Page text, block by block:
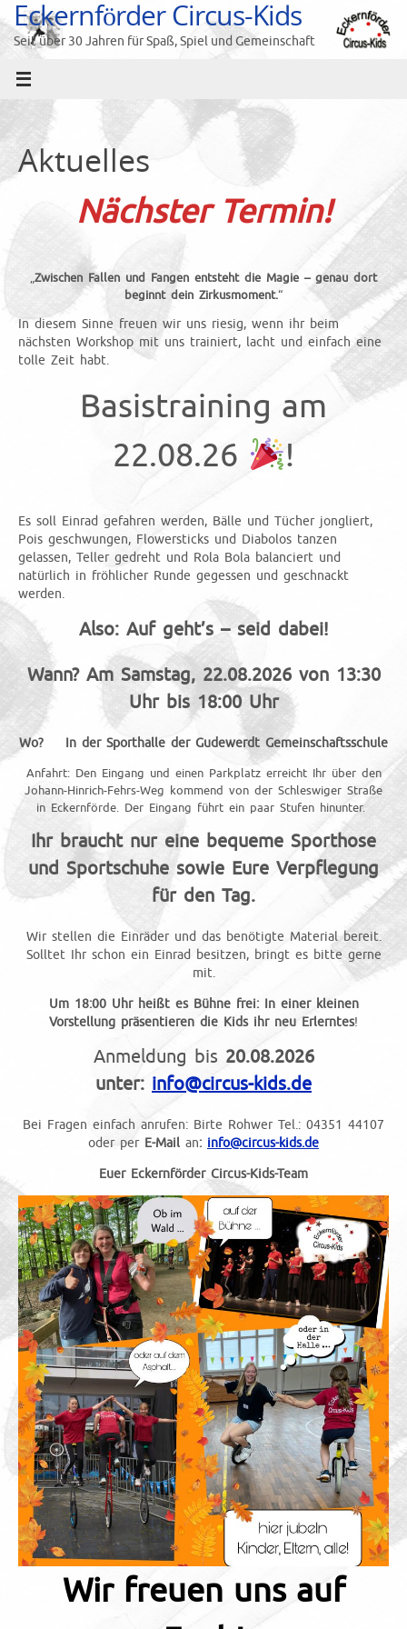
Zum
Inhalt
springen
Eckernförder Circus-Kids
Seit über 30 Jahren für Spaß, Spiel und Gemeinschaft
Aktuelles
Nächster Termin!
„Zwischen Fallen und Fangen entsteht die Magie – genau dort
beginnt dein Zirkusmoment.“
In diesem Sinne freuen wir uns riesig, wenn ihr beim
nächsten Workshop mit uns trainiert, lacht und einfach eine
tolle Zeit habt.
Basistraining am
22.08.26
!
Es soll Einrad gefahren werden, Bälle und Tücher jongliert,
Pois geschwungen, Flowersticks und Diabolos tanzen
gelassen, Teller gedreht und Rola Bola balanciert und
natürlich in fröhlicher Runde gegessen und geschnackt
werden.
Also: Auf geht’s – seid dabei!
Wann? Am Samstag, 22.08.2026 von 13:30
Uhr bis 18:00 Uhr
Wo? In der Sporthalle der Gudewerdt Gemeinschaftsschule
Anfahrt: Den Eingang und einen Parkplatz erreicht Ihr über den
Johann-Hinrich-Fehrs-Weg kommend von der Schleswiger Straße
in Eckernförde. Der Eingang führt ein paar Stufen hinunter.
Ihr braucht nur eine bequeme Sporthose
und Sportschuhe sowie Eure Verpflegung
für den Tag.
Wir stellen die Einräder und das benötigte Material bereit.
Solltet Ihr schon ein Einrad besitzen, bringt es bitte gerne
mit.
Um 18:00 Uhr heißt es Bühne frei: In einer kleinen
Vorstellung präsentieren die Kids ihr neu Erlerntes!
Anmeldung bis 20.08.2026
unter: info@circus-kids.de
Bei Fragen einfach anrufen: Birte Rohwer Tel.: 04351 44107
oder per E-Mail an: info@circus-kids.de
Euer Eckernförder Circus-Kids-Team
Wir freuen uns auf